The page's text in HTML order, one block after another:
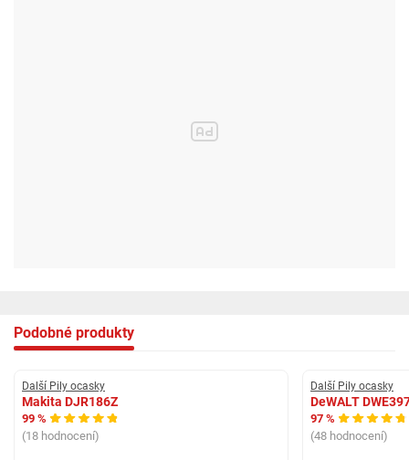
Podobné produkty
Další Pily ocasky
Makita DJR186Z
99 %
(18 hodnocení)
Další Pily ocasky
DeWALT
97 %
(48 hodnocení)